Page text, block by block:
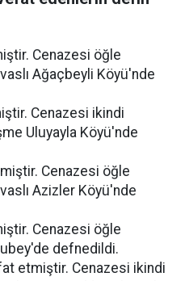
Cenazesi öğle
Ağaçbeyli Köyü'nde
Cenazesi ikindi
Uluyayla Köyü'nde
Cenazesi öğle
Azizler Köyü'nde
Cenazesi öğle
defnedildi.
etmiştir. Cenazesi ikindi